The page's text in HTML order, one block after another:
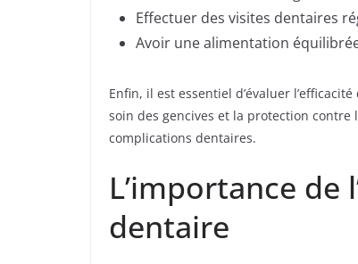
Effectuer des visites dentaires
Avoir une alimentation
Enfin, il est essentiel d’évaluer
soin des gencives et la protection
complications dentaires.
L’importance
dentaire